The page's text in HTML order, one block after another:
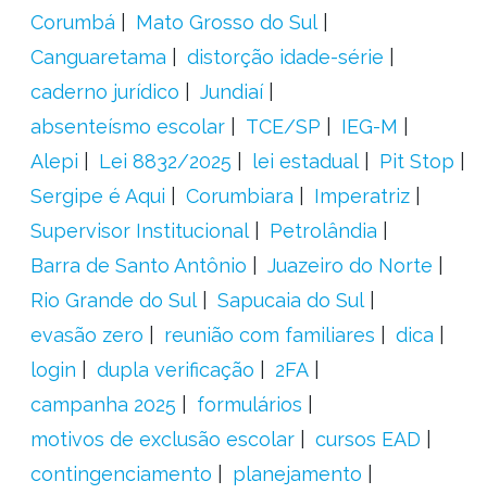
Corumbá
Mato Grosso do Sul
Canguaretama
distorção idade-série
caderno jurídico
Jundiaí
absenteísmo escolar
TCE/SP
IEG-M
Alepi
Lei 8832/2025 lei estadual
Pit Stop
Sergipe é Aqui
Corumbiara
Imperatriz
Supervisor Institucional
Petrolândia
Barra de Santo Antônio
Juazeiro do Norte
Rio Grande do Sul
Sapucaia do Sul
evasão zero
reunião com familiares
dica
login
dupla verificação
2FA
campanha 2025
formulários
motivos de exclusão escolar
cursos EAD
contingenciamento
planejamento